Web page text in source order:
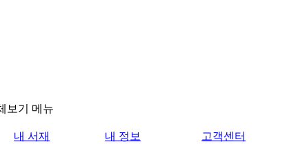
보기 메뉴
내 서재
내 정보
고객센터